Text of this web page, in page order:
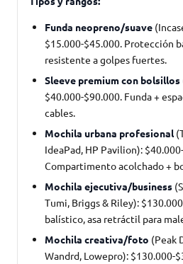
Funda neopreno/suave
$15.000-$45.000. Protección
resistente a golpes fuertes.
Sleeve premium con bolsillos
$40.000-$90.000. Funda +
cables.
Mochila urbana profesional
IdeaPad, HP Pavilion):
Compartimento acolchado +
Mochila ejecutiva/business
Tumi, Briggs & Riley):
balístico, asa retráctil para
Mochila creativa/foto (Peak
Wandrd, Lowepro): $130.000-